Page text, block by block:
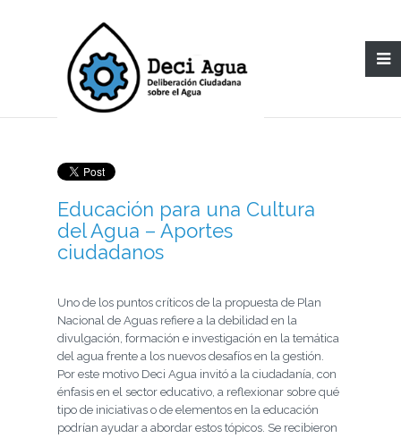
Educación para una Cultura
del Agua – Aportes
ciudadanos
Uno de los puntos críticos de la propuesta de Plan
Nacional de Aguas refiere a la debilidad en la
divulgación, formación e investigación en la temática
del agua frente a los nuevos desafíos en la gestión.
Por este motivo Deci Agua invitó a la ciudadanía, con
énfasis en el sector educativo, a reflexionar sobre qué
tipo de iniciativas o de elementos en la educación
podrían ayudar a abordar estos tópicos. Se recibieron